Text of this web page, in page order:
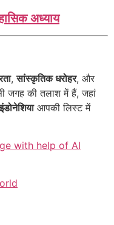
अध्याय
,सांस्कृतिक धरोहर, और
की तलाश में हैं, जहां
इंडोनेशियाआपकी लिस्ट में
with help of AI